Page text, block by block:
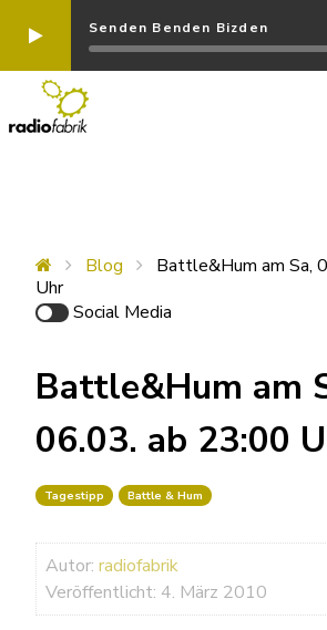
Senden Benden Bizden
Blog
Battle&Hum am Sa,
Uhr
Social Media
Battle&Hum am
06.03. ab 23:00
Tagestipp Battle & Hum
Autor: radiofabrik
Veröffentlicht: 4. März 2010